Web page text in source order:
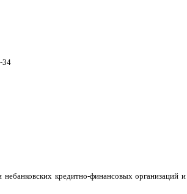
34
кредитно-финансовых организаций и